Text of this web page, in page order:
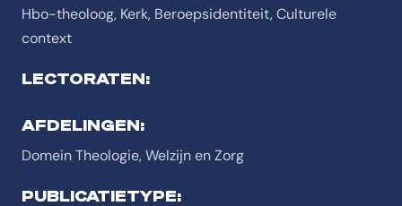
Hbo-theoloog, Kerk, Beroepsidentiteit, Culturele
context
LECTORATEN:
AFDELINGEN:
Domein Theologie, Welzijn en Zorg
PUBLICATIETYPE: